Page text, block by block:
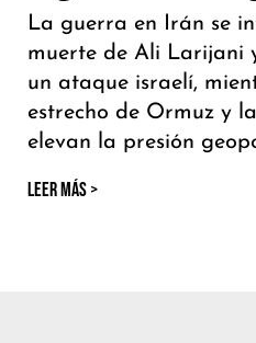
La guerra en Irán se
muerte de Ali Larijani
un ataque israelí,
estrecho de Ormuz y
elevan la presión
LEER MÁS >